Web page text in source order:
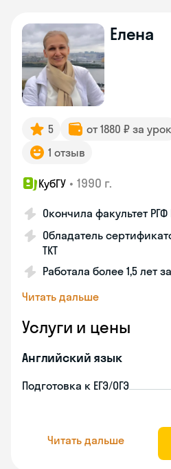
Елена
5 от 1880 ₽ за урок
1 отзыв
КубГУ • 1990 г.
Окончила факультет
Обладатель
TKT
Работала более 1,5 лет
Читать дальше
Услуги и цены
Английский язык
Подготовка к ЕГЭ/ОГЭ
Читать дальше